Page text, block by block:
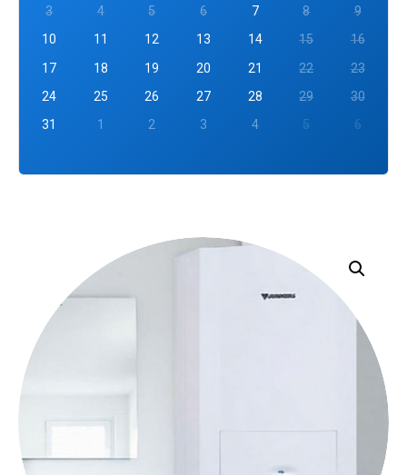
3
4 5 6 7 8
9
10
11 12 13 14 15
16
17
18 19 20 21 22
23
24
25 26 27 28 29
30
31
1 2 3 4 5 6